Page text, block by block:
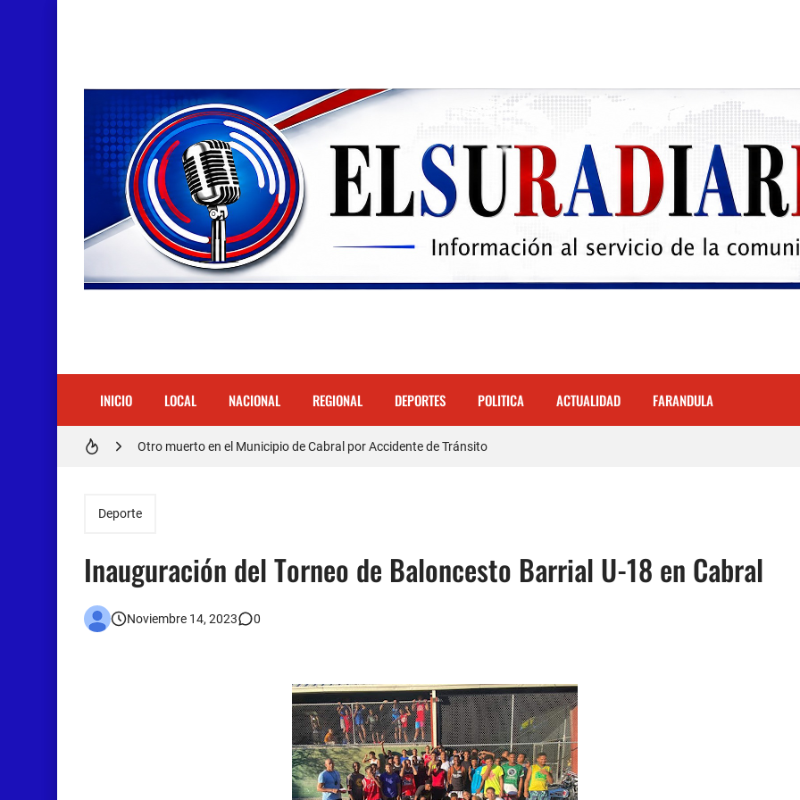
INICIO LOCAL NACIONAL REGIONAL DEPORTES POLITICA ACTUALIDAD FARANDULA
Doctora Magandys Cuevas maltrata pacientes en el Hospital de Cabral.
Detienen policía con presunta cocaína en Barahona
Un muerto oriundo de Cabral y dos heridos en accidente de tránsito en la autopista Duarte
Cabraleños despiden entre llantos y reclamo de justicia restos mortales de Yasmel
Distrito Educativo 01-04 de Cabral Cancela a mas de 120 empleados; incluyendo una mujer Embarazada
𝗥𝗲𝗴𝗿𝗲𝘀𝗮 𝗮𝗹 𝗽𝗮í𝘀 𝗱𝗲𝗹𝗲𝗴𝗮𝗰𝗶ó𝗻 𝗱𝗼𝗺𝗶𝗻𝗶𝗰𝗮𝗻𝗮 𝗾𝘂𝗲 𝗽𝗮𝗿𝘁𝗶𝗰𝗶𝗽ó 𝗲𝗻 𝗝𝘂𝗲𝗴𝗼𝘀 𝗣𝗮𝗻𝗮𝗺𝗲𝗿𝗶𝗰𝗮𝗻𝗼𝘀 𝗝𝘂𝗻𝗶𝗼𝗿 𝗲𝗻
Otro muerto en el Municipio de Cabral por Accidente de Tránsito
Deporte
Inauguración del Torneo de Baloncesto Barrial U-18 en Cabral
Noviembre 14, 2023 0